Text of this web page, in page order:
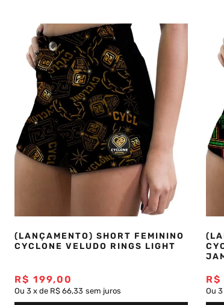
(LANÇAMENTO) SHORT FEMININO
CYCLONE VELUDO RINGS LIGHT
R$ 199,00
Ou 3 xde R$ 66,33 sem juros
R$
Ou 3